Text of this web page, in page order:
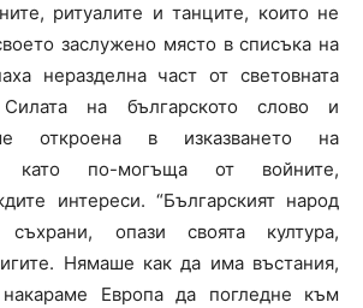
ритуалите и танците, които не
заслужено място в списъка на
неразделна част от световната
Силата на българското слово и
откроена в изказването на
като по-могъща от войните,
интереси. “Българският народ
опази своята култура,
Нямаше как да има въстания,
Европа да погледне към